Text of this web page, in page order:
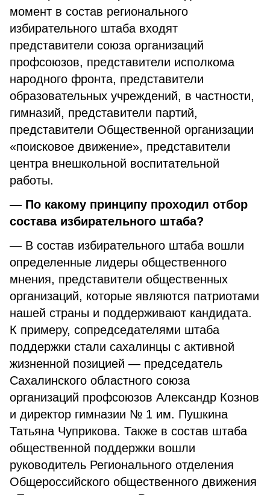
момент в состав регионального
избирательного штаба входят
представители союза организаций
профсоюзов, представители исполкома
народного фронта, представители
образовательных учреждений, в частности,
гимназий, представители партий,
представители Общественной организации
«поисковое движение», представители
центра внешкольной воспитательной
работы.
— По какому принципу проходил отбор
состава избирательного штаба?
— В состав избирательного штаба вошли
определенные лидеры общественного
мнения, представители общественных
организаций, которые являются патриотами
нашей страны и поддерживают кандидата.
К примеру, сопредседателями штаба
поддержки стали сахалинцы с активной
жизненной позицией — председатель
Сахалинского областного союза
организаций профсоюзов Александр Кознов
и директор гимназии № 1 им. Пушкина
Татьяна Чуприкова. Также в состав штаба
общественной поддержки вошли
руководитель Регионального отделения
Общероссийского общественного движения